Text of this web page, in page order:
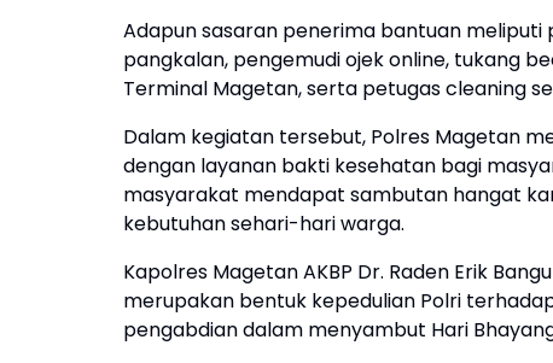
Adapun sasaran penerima bantuan
pangkalan, pengemudi ojek online, tukang
Terminal Magetan, serta petugas cleaning
Dalam kegiatan tersebut, Polres Magetan
dengan layanan bakti kesehatan bagi
masyarakat mendapat sambutan hangat
kebutuhan sehari-hari warga.
Kapolres Magetan AKBP Dr. Raden Erik
merupakan bentuk kepedulian Polri
pengabdian dalam menyambut Hari